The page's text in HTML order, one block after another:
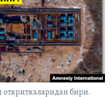
бири.